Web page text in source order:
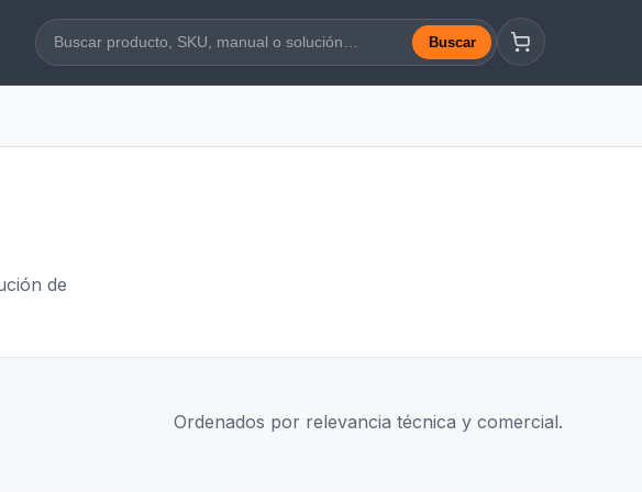
Buscar en la web Buscar
de
Ordenados por relevancia técnica y comercial.